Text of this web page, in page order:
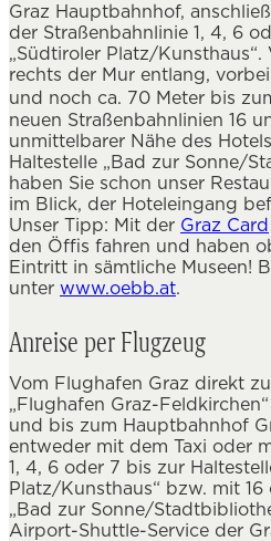
Graz Hauptbahnhof,
der Straßenbahnlinie 1, 4, 6
„Südtiroler Platz/
rechts der Mur entlang,
und noch ca. 70 Meter bis
neuen Straßenbahnlinien 16
unmittelbarer Nähe des
Haltestelle „Bad zur Sonne/
haben Sie schon unser
im Blick, der Hoteleingang
Unser Tipp: Mit der Graz Card
den Öffis fahren und haben
Eintritt in sämtliche Museen!
unter www.oebb.at.
Anreise per Flugzeug
Vom Flughafen Graz direkt
„Flughafen Graz-
und bis zum Hauptbahnhof
entweder mit dem Taxi oder
1, 4, 6 oder 7 bis zur
Platz/Kunsthaus“ bzw. mit 16
„Bad zur Sonne/
Airport-Shuttle-Service der